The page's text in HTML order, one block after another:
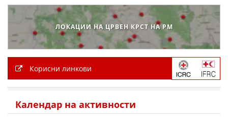
СТРАТЕГИИ
ЕДУКАТИВНО ИНФОРМАТИВНИ МАТЕРИЈАЛИ
БРОШУРИ
ЛОКАЦИИ НА ЦРВЕН КРСТ НА РМ
Корисни линкови
Календар на активности